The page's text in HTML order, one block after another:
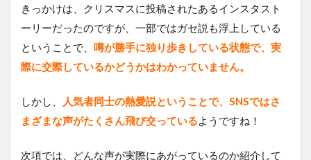
きっかけは、クリスマスに投稿されたあるインスタスト
ーリーだったのですが、一部ではガセ説も浮上している
ということで、 噂が勝手に独り歩きしている状態で、実
際に交際しているかどうかはわかっていません。
しかし、
人気者同士の熱愛説ということで、SNSではさ
まざまな声がたくさん飛び交っているようですね！
次項では、どんな声が実際にあがっているのか紹介して